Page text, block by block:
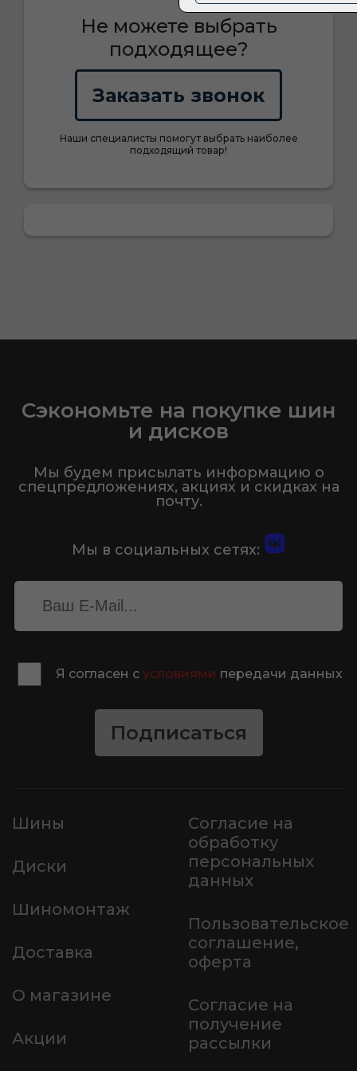
Не можете выбрать
подходящее?
Заказать звонок
Наши специалисты помогут выбрать наиболее
подходящий товар!
Сэкономьте на покупке шин
и дисков
Мы будем присылать информацию о
спецпредложениях, акциях и скидках на
почту.
Мы в социальных сетях:
Я согласен с условиями передачи данных
Подписаться
Шины
Диски
Шиномонтаж
Доставка
О магазине
Акции
Согласие на
обработку
персональных
данных
Пользовательское
соглашение,
оферта
Согласие на
получение
рассылки